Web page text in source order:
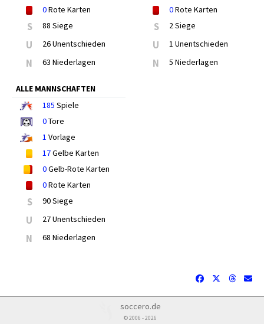
0Rote Karten
S 88 Siege
U 26 Unentschieden
N 63 Niederlagen
0Rote Karten
S 2 Siege
U 1 Unentschieden
N 5 Niederlagen
ALLE MANNSCHAFTEN
185 Spiele
0Tore
1 Vorlage
17Gelbe Karten
0Gelb-Rote Karten
0Rote Karten
S 90 Siege
U 27 Unentschieden
N 68 Niederlagen
soccero.de
© 2006 - 2026